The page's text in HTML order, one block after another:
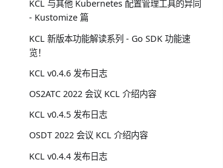
KCL 与其他 Kubernetes 配置管理工具的异同
- Kustomize 篇
KCL 新版本功能解读系列 - Go SDK 功能速
览！
KCL v0.4.6 发布日志
OS2ATC 2022 会议 KCL 介绍内容
KCL v0.4.5 发布日志
OSDT 2022 会议 KCL 介绍内容
KCL v0.4.4 发布日志